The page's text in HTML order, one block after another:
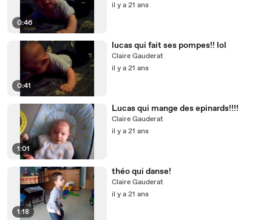
0:46
il y a 21 ans
0:41
lucas qui fait ses pompes!! lol
Claire Gauderat
il y a 21 ans
1:01
Lucas qui mange des epinards!!!!
Claire Gauderat
il y a 21 ans
1:18
théo qui danse!
Claire Gauderat
il y a 21 ans